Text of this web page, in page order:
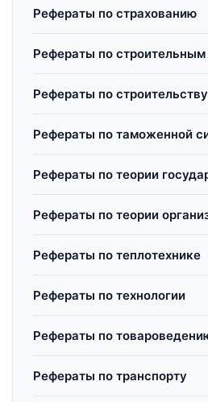
Рефераты по страхованию
Рефераты по
Рефераты по строительству
Рефераты по таможенной
Рефераты по теории
Рефераты по теории
Рефераты по теплотехнике
Рефераты по технологии
Рефераты по
Рефераты по транспорту